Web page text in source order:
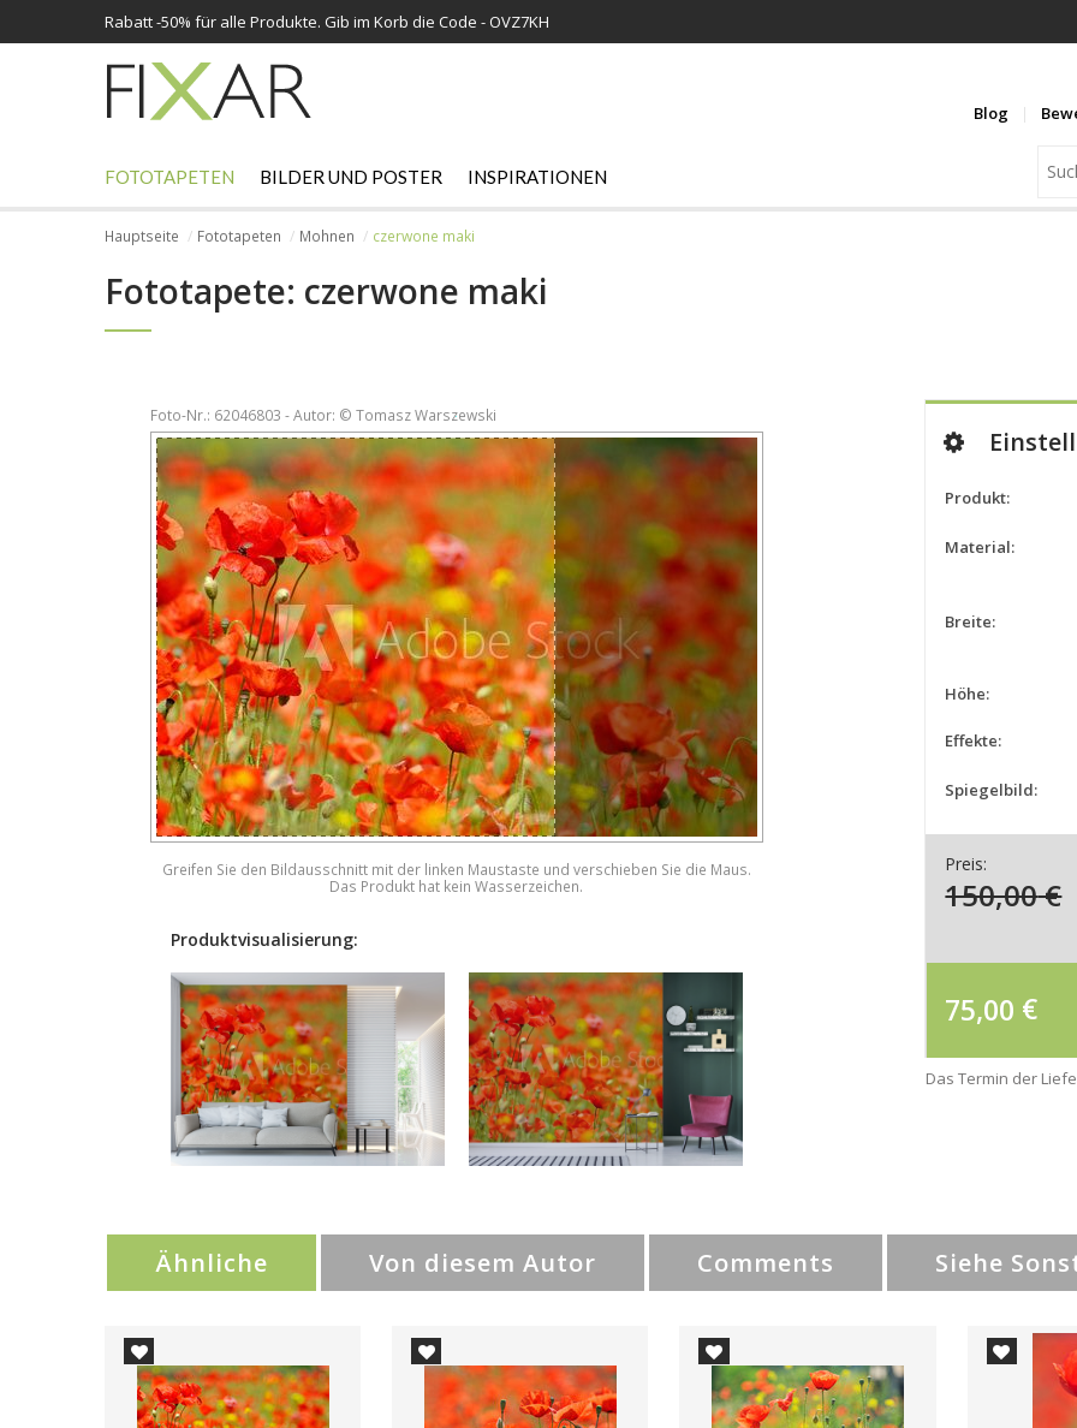
Rabatt -50% für alle Produkte. Gib im Korb die Code - OVZ7KH
Blog
FOTOTAPETEN BILDER UND POSTER INSPIRATIONEN
Hauptseite Fototapeten Mohnen czerwone maki
Fototapete: czerwone maki
Foto-Nr.: 62046803 - Autor: © Tomasz Warszewski
Greifen Sie den Bildausschnitt mit der linken Maustaste und verschieben Sie die Maus.
Das Produkt hat kein Wasserzeichen.
Produktvisualisierung:
Produkt:
Material:
Breite:
Höhe:
Effekte:
Spiegelbild:
Preis:
150,00€
75,00 €
Das Termin der
Ähnliche Von diesem Autor Comments Siehe